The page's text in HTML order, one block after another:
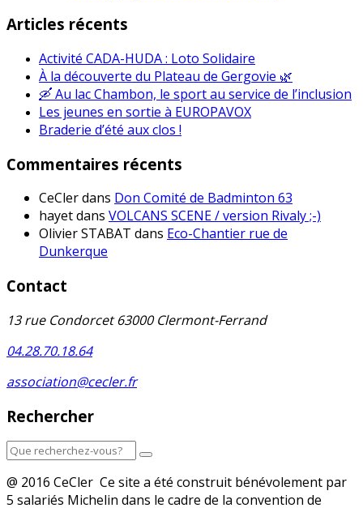
Articles récents
Activité CADA-HUDA : Loto Solidaire
À la découverte du Plateau de Gergovie 🌿
🛶 Au lac Chambon, le sport au service de l’inclusion
Les jeunes en sortie à EUROPAVOX
Braderie d’été aux clos !
Commentaires récents
CeClerdans Don Comité de Badminton 63
hayetdans VOLCANS SCENE / version Rivaly ;-)
Olivier STABAT dans Eco-Chantier rue de
Dunkerque
Contact
13 rue Condorcet 63000 Clermont-Ferrand
04.28.70.18.64
association@cecler.fr
Rechercher
@ 2016 CeCler Ce site a été construit bénévolement par
5 salariés Michelin dans le cadre de la convention de